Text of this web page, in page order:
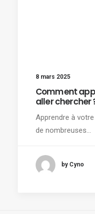
8 mars 2025
Comment
aller chercher
Apprendre à
de nombreuses…
by Cyno